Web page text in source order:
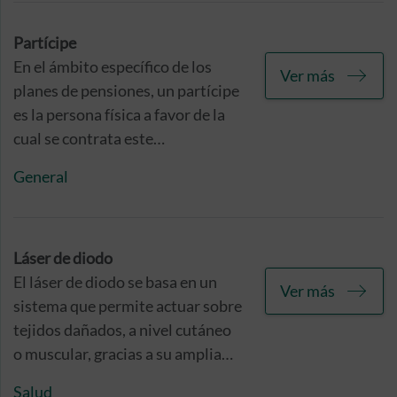
plan de pensiones o cualquier
producto de inversión o ahorro
análogo en vigor.
Partícipe
En el ámbito específico de los
planes de pensiones, un partícipe
es la persona física a favor de la
cual se contrata este
inversión.
General
Ver más
Láser de diodo
El láser de diodo se basa en un
sistema que permite actuar sobre
tejidos dañados, a nivel cutáneo
o muscular, gracias a su amplia
Salud
Ver más